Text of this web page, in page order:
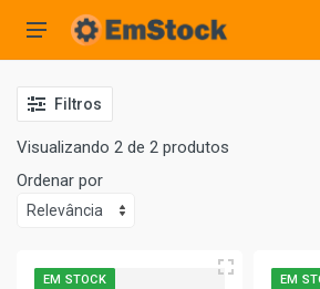
Filtros
Visualizando 2 de 2 produtos
Ordenar por
EM STOCK EM